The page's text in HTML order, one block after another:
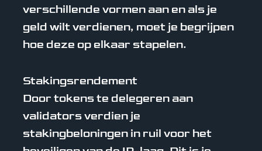
verschillende vormen aan en als je
geld wilt verdienen, moet je begrijpen
hoe deze op elkaar stapelen.
Stakingsrendement
Door tokens te delegeren aan
validators verdien je
stakingbeloningen in ruil voor het